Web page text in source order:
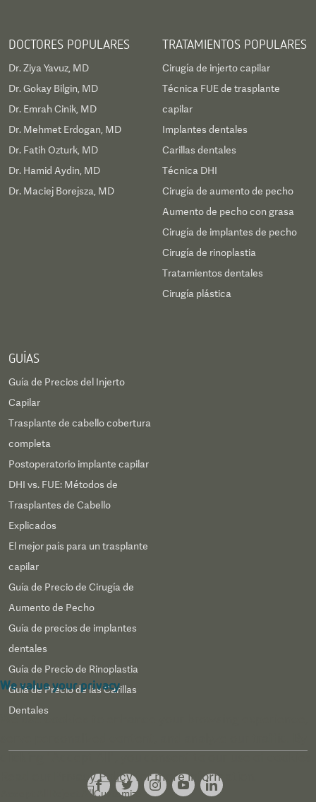
DOCTORES POPULARES
Dr. Ziya Yavuz, MD
Dr. Gokay Bilgin, MD
Dr. Emrah Cinik, MD
Dr. Mehmet Erdogan, MD
Dr. Fatih Ozturk, MD
Dr. Hamid Aydin, MD
Dr. Maciej Borejsza, MD
TRATAMIENTOS POPULARES
Cirugía de injerto capilar
Técnica FUE de trasplante
capilar
Implantes dentales
Carillas dentales
Técnica DHI
Cirugía de aumento de pecho
Aumento de pecho con grasa
Cirugía de implantes de pecho
Cirugía de rinoplastia
Tratamientos dentales
Cirugía plástica
GUÍAS
Guía de Precios del Injerto
Capilar
Trasplante de cabello cobertura
completa
Postoperatorio implante capilar
DHI vs. FUE: Métodos de
Trasplantes de Cabello
Explicados
El mejor país para un trasplante
capilar
Guía de Precio de Cirugía de
Aumento de Pecho
Guía de precios de implantes
dentales
Guía de Precio de Rinoplastia
Guía de Precio de las Carillas
Dentales
We value your privacy
Privacy Policyfor more information.
Reject AllCustomize